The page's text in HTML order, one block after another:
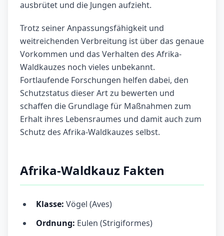
ausbrütet und die Jungen aufzieht.
Trotz seiner Anpassungsfähigkeit und
weitreichenden Verbreitung ist über das genaue
Vorkommen und das Verhalten des Afrika-
Waldkauzes noch vieles unbekannt.
Fortlaufende Forschungen helfen dabei, den
Schutzstatus dieser Art zu bewerten und
schaffen die Grundlage für Maßnahmen zum
Erhalt ihres Lebensraumes und damit auch zum
Schutz des Afrika-Waldkauzes selbst.
Afrika-Waldkauz Fakten
Klasse: Vögel (Aves)
Ordnung: Eulen (Strigiformes)